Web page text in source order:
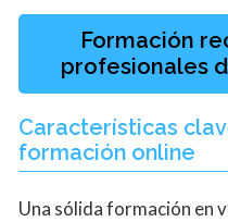
Formación
profesionales
Características
formación online
Una sólida formación en